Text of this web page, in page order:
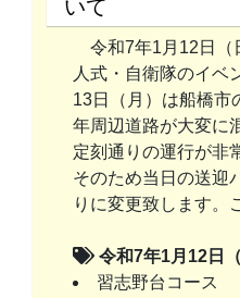
いて
令和7年1月12日（
人式・自衛隊のイベ
13日（月）は船橋市
年周辺道路が大変に
定刻通りの運行が非
そのため当日の送迎
りに変更致します。
令和7年1月12日（
習志野台コー